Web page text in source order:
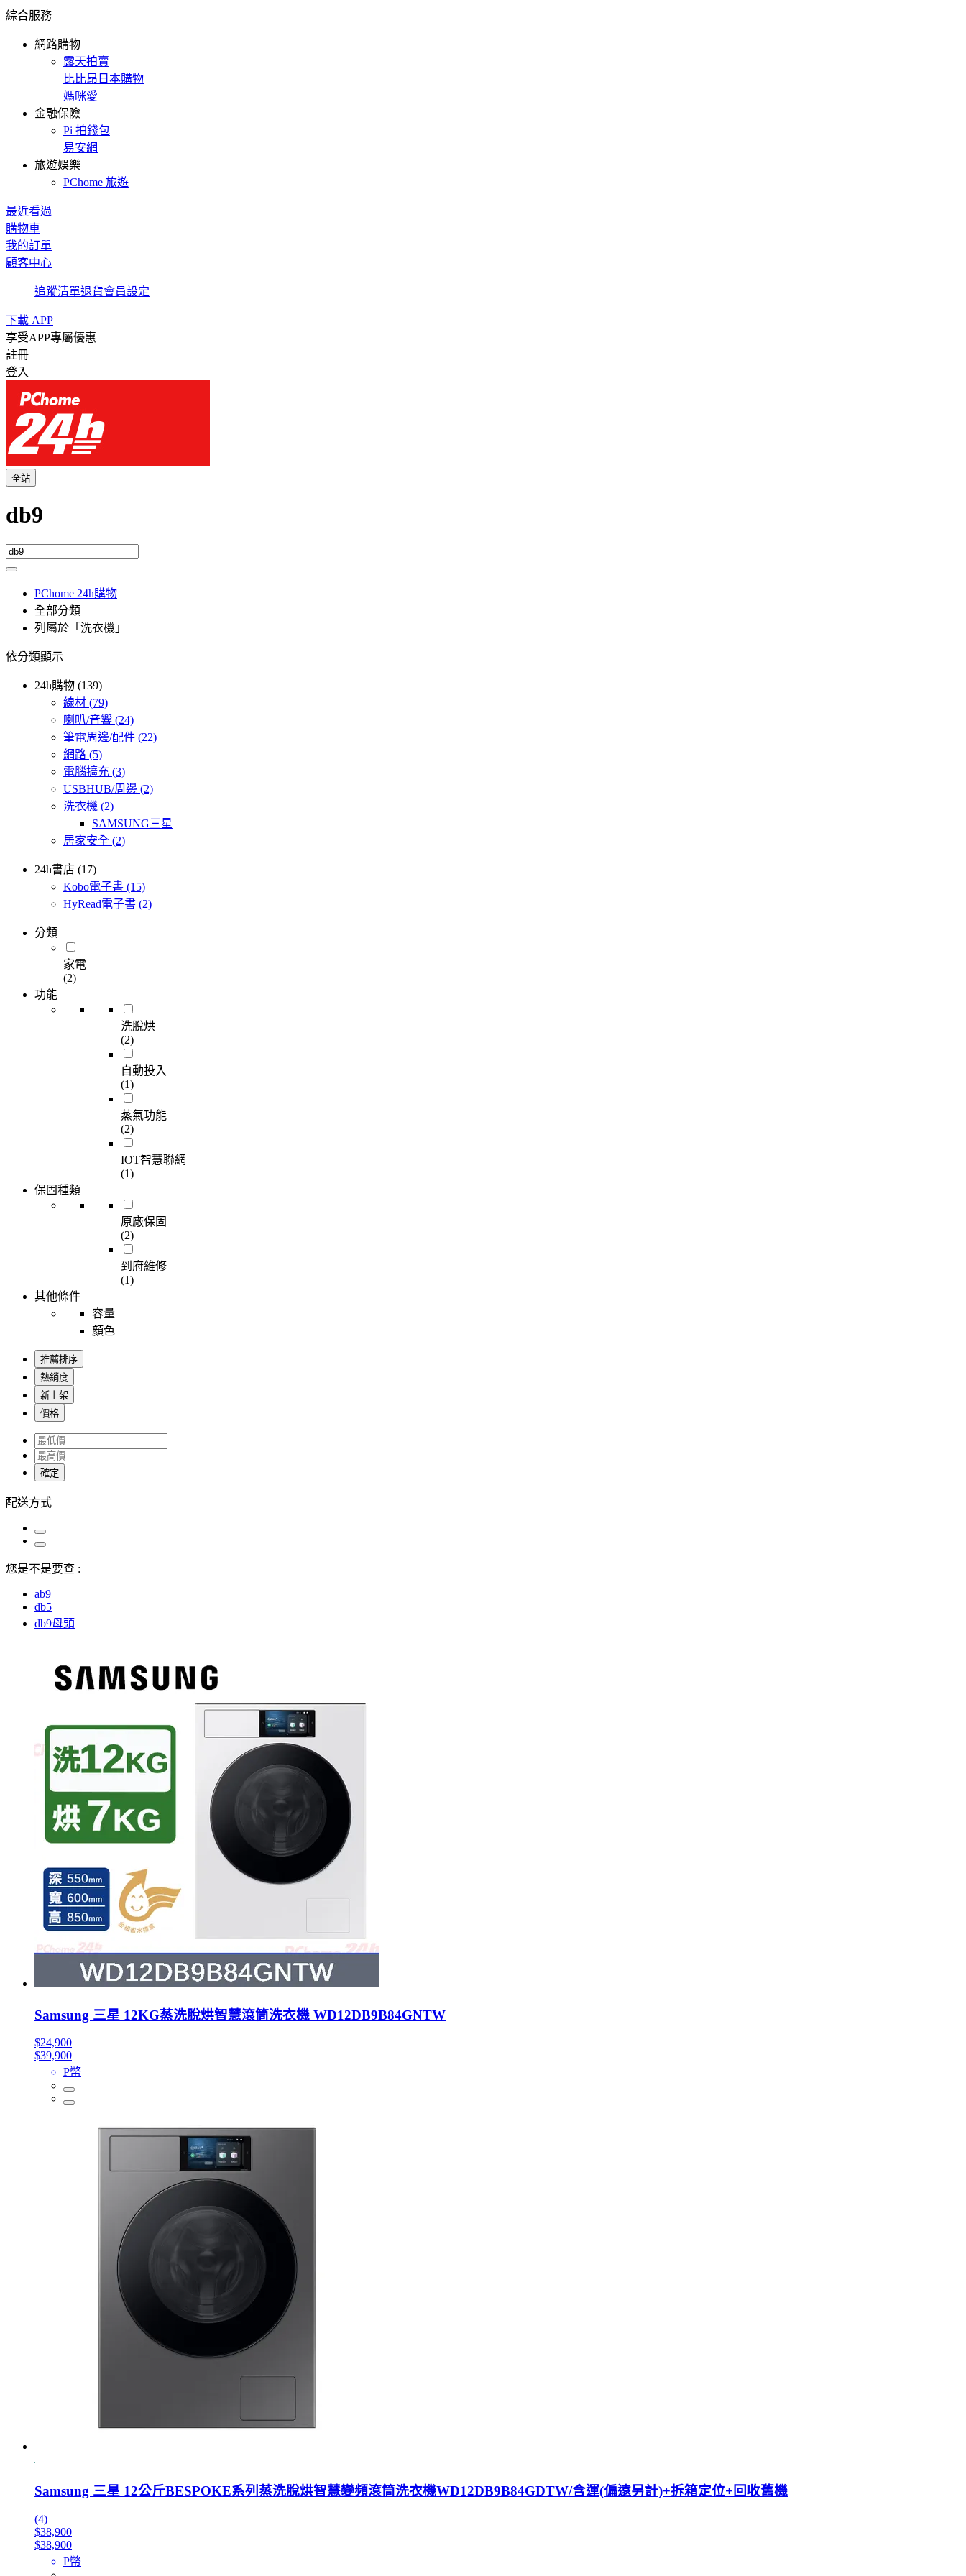
綜合服務
網路購物
露天拍賣
比比昂日本購物
媽咪愛
金融保險
Pi 拍錢包
易安網
旅遊娛樂
PChome 旅遊
最近看過
購物車
我的訂單
顧客中心
追蹤清單退貨會員設定
下載 APP
享受APP專屬優惠
註冊
登入
全站
db9
PChome 24h購物
全部分類
列屬於「洗衣機」
依分類顯示
24h購物 (139)
線材 (79)
喇叭/音響 (24)
筆電周邊/配件 (22)
網路 (5)
電腦擴充 (3)
USBHUB/周邊 (2)
洗衣機 (2)
SAMSUNG三星
居家安全 (2)
24h書店 (17)
Kobo電子書 (15)
HyRead電子書 (2)
分類
家電
(2)
功能
洗脫烘
(2)
自動投入
(1)
蒸氣功能
(2)
IOT智慧聯網
(1)
保固種類
原廠保固
(2)
到府維修
(1)
其他條件
容量
顏色
推薦排序
熱銷度
新上架
價格
確定
配送方式
您是不是要查 :
ab9
db5
db9母頭
Samsung 三星 12KG蒸洗脫烘智慧滾筒洗衣機 WD12DB9B84GNTW
$24,900
$39,900
P幣
Samsung 三星 12公斤BESPOKE系列蒸洗脫烘智慧變頻滾筒洗衣機WD12DB9B84GDTW/含運(偏遠另計)+拆箱定位+回收舊機
(4)
$38,900
$38,900
P幣